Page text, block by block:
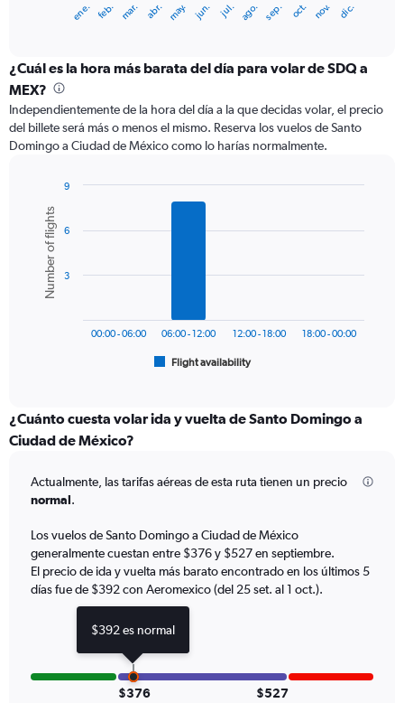
categories.
Range:
categories.
The
chart
axis
displaying
values.
Range:
ene. feb. mar. abr. may. jun. jul. ago. sep. oct. nov. dic.
¿Cuál es la hora más barata del día para volar de SDQ a
MEX?
Independientemente de la hora del día a la que decidas volar, el precio
del billete será más o menos el mismo. Reserva los vuelos de Santo
Domingo a Ciudad de México como lo harías normalmente.
chart
with
bars.
The
categories.
Range:
The
chart
1
Y
axis
displaying
Number
0
Chart
graphic.
Number of flights
Flight availability
00:00 - 06:00 06:00 - 12:00 12:00 - 18:00 18:00 - 00:00
3
6
9
¿Cuánto cuesta volar ida y vuelta de Santo Domingo a
Ciudad de México?
Actualmente, las tarifas aéreas de esta ruta tienen un precio
normal.
Los vuelos de Santo Domingo a Ciudad de México
generalmente cuestan entre $376 y $527 en septiembre.
El precio de ida y vuelta más barato encontrado en los últimos 5
días fue de $392 con Aeromexico (del 25 set. al 1 oct.).
$376 $527
$392 es normal